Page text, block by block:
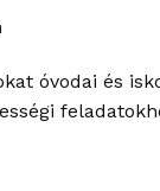
óvodai és